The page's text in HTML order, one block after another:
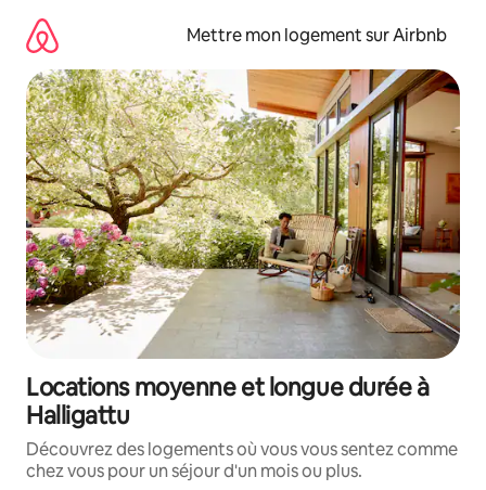
directement
contenu
Mettre mon logement sur Airbnb
Locations moyenne et longue durée à
Halligattu
Découvrez des logements où vous vous sentez comme
chez vous pour un séjour d'un mois ou plus.